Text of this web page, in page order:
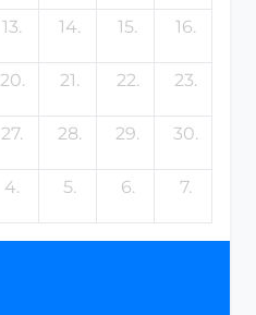
13. 14. 15. 16.
20. 21. 22. 23.
27. 28. 29. 30.
4. 5. 6. 7.